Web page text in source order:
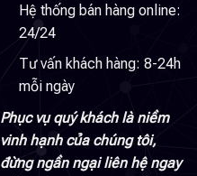
Hệ thống bán hàng online:
24/24
Tư vấn khách hàng: 8-24h
mỗi ngày
Phục vụ quý khách là niềm
vinh hạnh của chúng tôi,
đừng ngần ngại liên hệ ngay